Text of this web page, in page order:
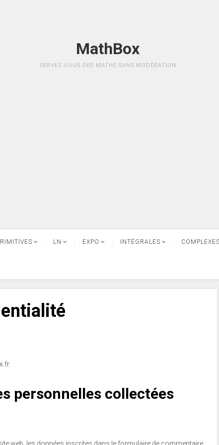
MathBox
SERVEZ-VOUS DES MATHS SANS MODÉRATION
LN EXPO INTÉGRALES COMPLEXES
personnelles collectées